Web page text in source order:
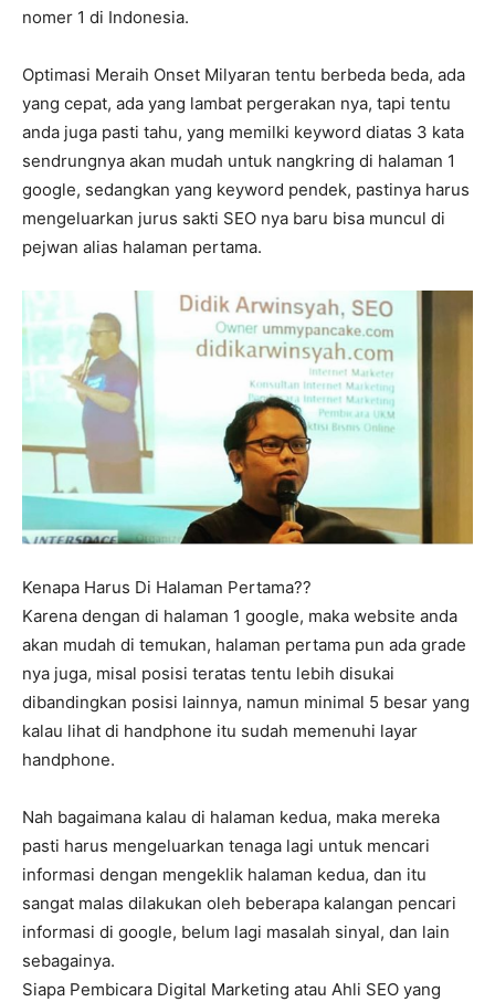
nomer 1 di Indonesia.
Optimasi Meraih Onset Milyaran tentu berbeda beda, ada
yang cepat, ada yang lambat pergerakan nya, tapi tentu
anda juga pasti tahu, yang memilki keyword diatas 3 kata
sendrungnya akan mudah untuk nangkring di halaman 1
google, sedangkan yang keyword pendek, pastinya harus
mengeluarkan jurus sakti SEO nya baru bisa muncul di
pejwan alias halaman pertama.
Kenapa Harus Di Halaman Pertama??
Karena dengan di halaman 1 google, maka website anda
akan mudah di temukan, halaman pertama pun ada grade
nya juga, misal posisi teratas tentu lebih disukai
dibandingkan posisi lainnya, namun minimal 5 besar yang
kalau lihat di handphone itu sudah memenuhi layar
handphone.
Nah bagaimana kalau di halaman kedua, maka mereka
pasti harus mengeluarkan tenaga lagi untuk mencari
informasi dengan mengeklik halaman kedua, dan itu
sangat malas dilakukan oleh beberapa kalangan pencari
informasi di google, belum lagi masalah sinyal, dan lain
sebagainya.
Siapa Pembicara Digital Marketing atau Ahli SEO yang